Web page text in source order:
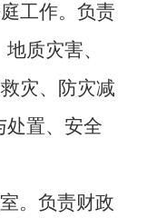
工作。负责
质灾害、
救灾、防灾减
处置、 安全
。负责财政